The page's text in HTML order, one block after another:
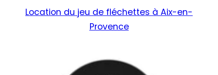
Location du jeu de fléchettes à Aix-en-
Provence